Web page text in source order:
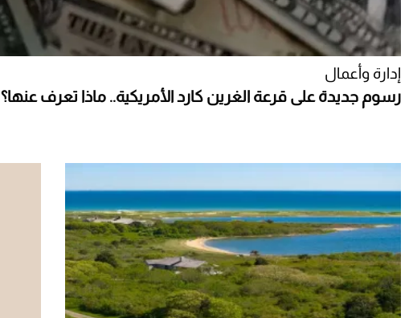
إدارة وأعمال
رسوم جديدة على قرعة الغرين كارد الأمريكية.. ماذا تعرف عنها؟